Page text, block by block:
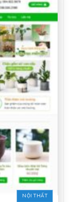
NỘI THẤT